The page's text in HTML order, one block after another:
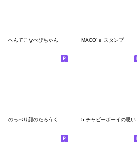
へんてこなべびちゃん MACO’ｓ スタンプ